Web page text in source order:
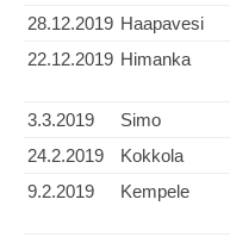
28.12.2019 Haapavesi
22.12.2019 Himanka
3.3.2019 Simo
24.2.2019
Kokkola
9.2.2019
Kempele